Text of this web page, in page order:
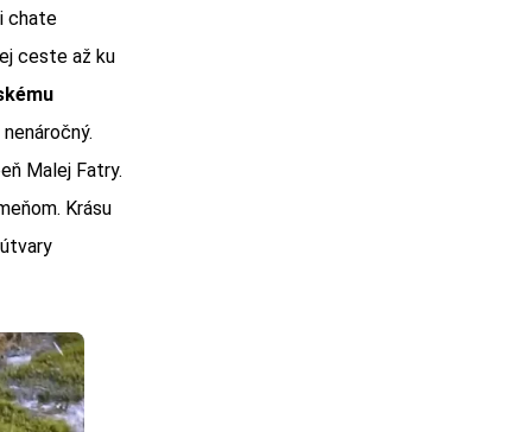
chate
ceste až ku
Malej Fatry.
Krásu